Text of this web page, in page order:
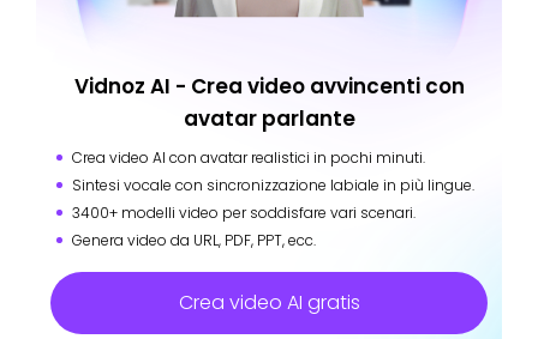
Vidnoz AI - Crea video avvincenti con
avatar parlante
Crea video AI con avatar realistici in pochi minuti.
Sintesi vocale con sincronizzazione labiale in più lingue.
3400+ modelli video per soddisfare vari scenari.
Genera video da URL, PDF, PPT, ecc.
Crea video AI gratis